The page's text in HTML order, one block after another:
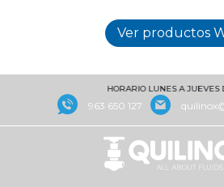
HORARIO LUNES A JUEVES
963 650 127